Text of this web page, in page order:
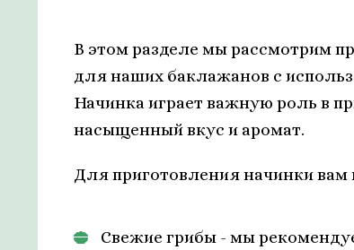
В этом разделе мы рассмотрим
для наших баклажанов с
Начинка играет важную роль в
насыщенный вкус и аромат.
Для приготовления начинки
Свежие грибы - мы